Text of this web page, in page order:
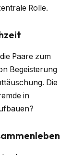
Rolle.
Paare zum
Begeisterung
Die
in